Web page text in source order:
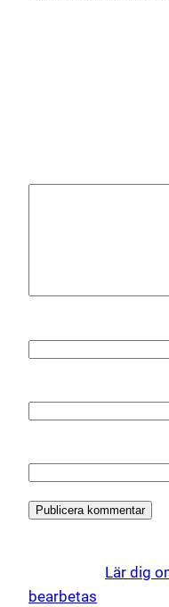
Lär dig
bearbetas